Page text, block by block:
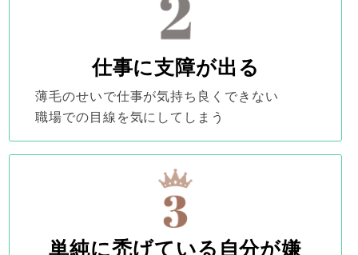
仕事に支障が出る
薄毛のせいで仕事が気持ち良くできない
職場での目線を気にしてしまう
単純に禿げている自分が嫌